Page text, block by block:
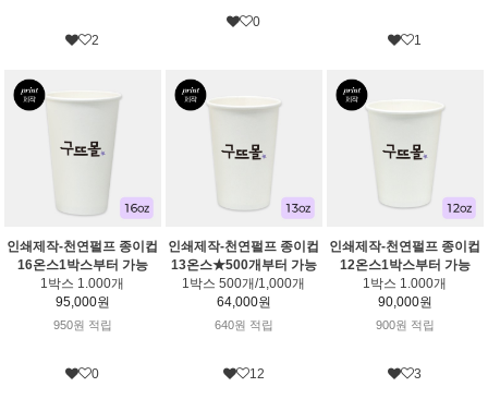
2
0
1
인쇄제작-천연펄프 종이컵
16온스1박스부터 가능
1박스 1.000개
95,000원
950원 적립
0
인쇄제작-천연펄프 종이컵
13온스★500개부터 가능
1박스 500개/1,000개
64,000원
640원 적립
12
인쇄제작-천연펄프 종이컵
12온스1박스부터 가능
1박스 1.000개
90,000원
900원 적립
3